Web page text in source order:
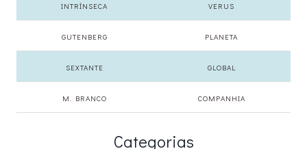
INTRÍNSECA VERUS
GUTENBERG PLANETA
SEXTANTE GLOBAL
M. BRANCO COMPANHIA
Categorias